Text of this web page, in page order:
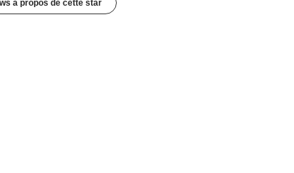
à propos de cette star